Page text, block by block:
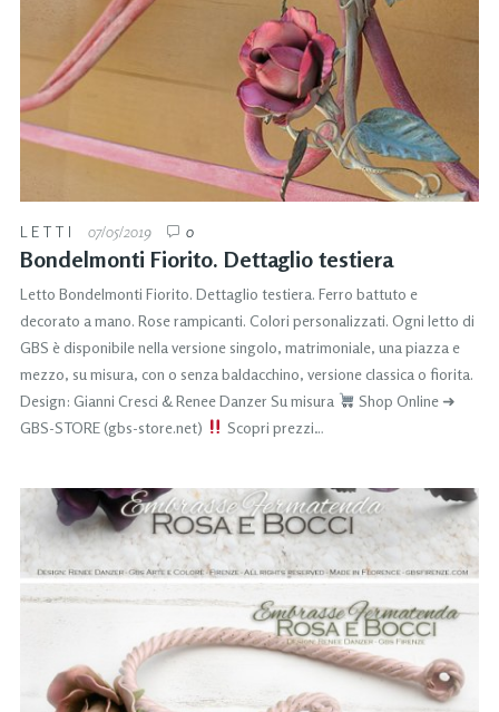
LETTI 07/05/2019 0
Bondelmonti Fiorito. Dettaglio testiera
Letto Bondelmonti Fiorito. Dettaglio testiera. Ferro battuto e
decorato a mano. Rose rampicanti. Colori personalizzati. Ogni letto di
GBS è disponibile nella versione singolo, matrimoniale, una piazza e
mezzo, su misura, con o senza baldacchino, versione classica o fiorita.
Design: Gianni Cresci & Renee Danzer Su misura
Shop Online ➜
GBS-STORE (gbs-store.net)
Scopri prezzi…